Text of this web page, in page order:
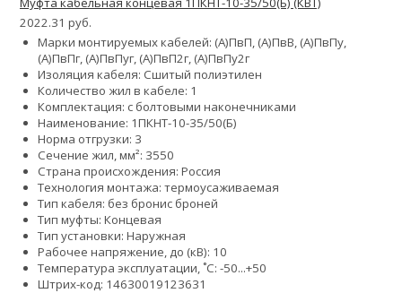
2022.31 руб.
Марки монтируемых кабелей: (А)ПвП, (А)ПвВ, (А)ПвПу,
(А)ПвПг, (А)ПвПуг, (А)ПвП2г, (А)ПвПу2г
Изоляция кабеля: Сшитый полиэтилен
Количество жил в кабеле: 1
Комплектация: с болтовыми наконечниками
Наименование: 1ПКНТ-10-35/50(Б)
Норма отгрузки: 3
Сечение жил, мм²: 3550
Страна происхождения: Россия
Технология монтажа: термоусаживаемая
Тип кабеля: без бронис броней
Тип муфты: Концевая
Тип установки: Наружная
Рабочее напряжение, до (кВ): 10
Температура эксплуатации, ˚С: -50...+50
Штрих-код: 14630019123631